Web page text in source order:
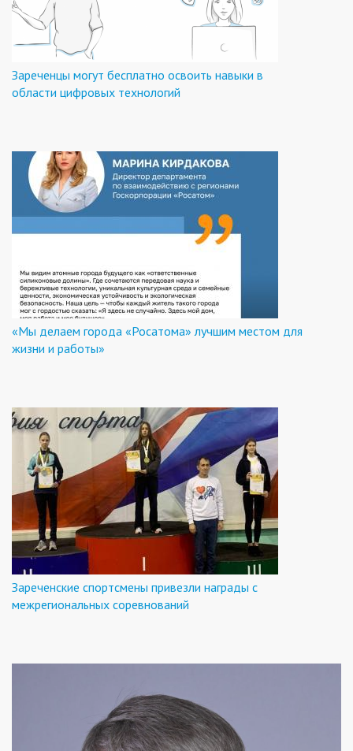
Зареченцы могут бесплатно освоить навыки в
области цифровых технологий
«Мы делаем города «Росатома» лучшим местом для
жизни и работы»
Зареченские спортсмены привезли награды с
межрегиональных соревнований